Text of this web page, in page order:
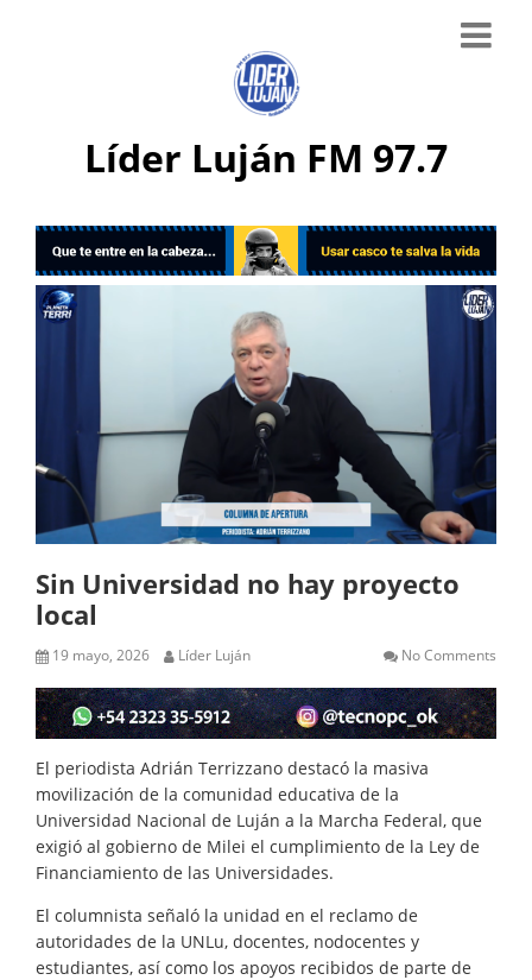
Líder Luján FM 97.7
Sin Universidad no hay proyecto
local
19 mayo, 2026 Líder Luján No Comments
El periodista Adrián Terrizzano destacó la masiva
movilización de la comunidad educativa de la
Universidad Nacional de Luján a la Marcha Federal, que
exigió al gobierno de Milei el cumplimiento de la Ley de
Financiamiento de las Universidades.
El columnista señaló la unidad en el reclamo de
autoridades de la UNLu, docentes, nodocentes y
estudiantes, así como los apoyos recibidos de parte de